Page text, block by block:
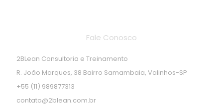
Fale Conosco
2BLean Consultoria e Treinamento
R. João Marques, 38 Bairro Samambaia, Valinhos-SP
+55 (11) 989877313
contato@2blean.com.br